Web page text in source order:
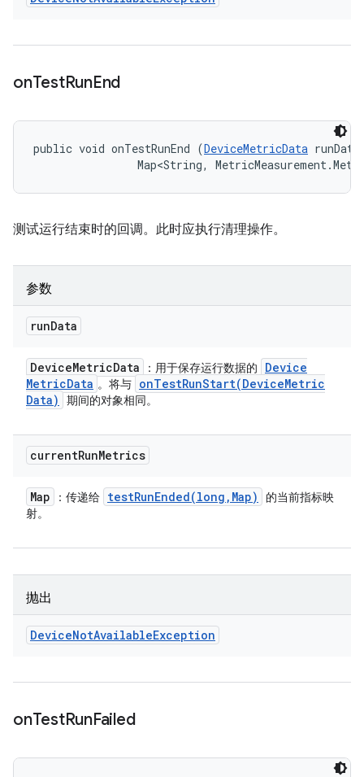
onTestRunEnd
public void onTestRunEnd (DeviceMetricData
Map<String,
测试运行结束时的回调。此时应执行清理操作。
参数
runData
DeviceMetricData ：用于保存运行数据的
Device
MetricData 。将与 onTestRunStart(DeviceMetric
Data)
期间的对象相同。
currentRunMetrics
Map ：传递给 testRunEnded(long , Map)
的当前指标映
射。
抛出
DeviceNotAvailableException
onTestRunFailed